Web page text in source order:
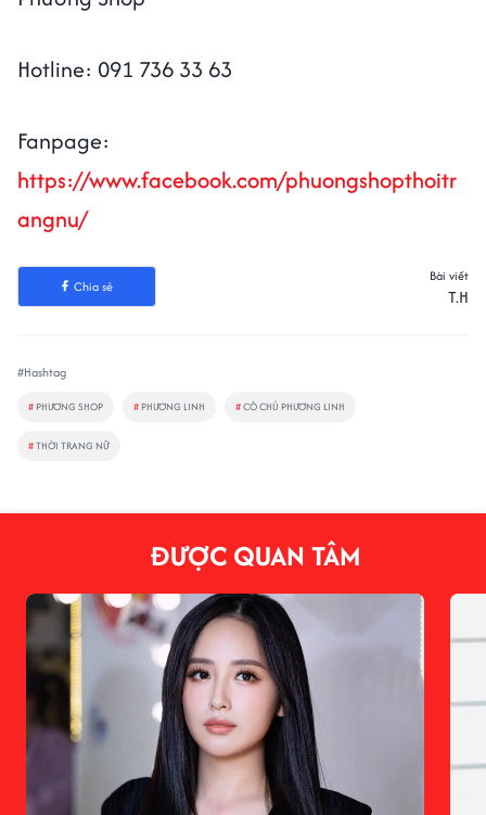
Hotline: 091 736 33 63
Fanpage:
https://www.facebook.com/phuongshopthoitr
angnu/
Chia sẻ
Bài viết
T.H
#Hashtag
# PHƯƠNG SHOP # PHƯƠNG LINH #CÔ CHỦ PHƯƠNG LINH
#THỜI TRANG NỮ
ĐƯỢC QUAN TÂM